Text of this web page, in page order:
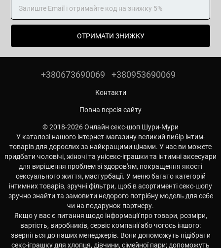
ОТРИМАТИ ЗНИЖКУ
+380673690069 +380953690069
Контакти
Повна версія сайту
© 2018-2026 Онлайн секс-шоп Шури-Мури
У каталозі нашого інтернет-магазину великий вибір інтим-
товарів для дорослих за найкращими цінами. У нас ви можете
придбати чоловічі, жіночі та унісекс-іграшки та інтимні аксесуари
для вирішення проблем зі здоров'ям, покращення якості
сексуального життя, мастурбації. У меню багато категорій
інтимних товарів, зручні фільтри, щоб в асортименті секс-шопу
зручно знайти та замовити недорого потрібну модель для себе
чи на подарунок партнеру.
Якщо у вас є питання щодо інформації про товари, розміри,
вартість, виробників, сервіс компанії або чогось іншого:
зверніться до наших менеджерів. Вони допоможуть підібрати
секс-іграшку для хлопця, дівчини, сімейної пари; допоможуть